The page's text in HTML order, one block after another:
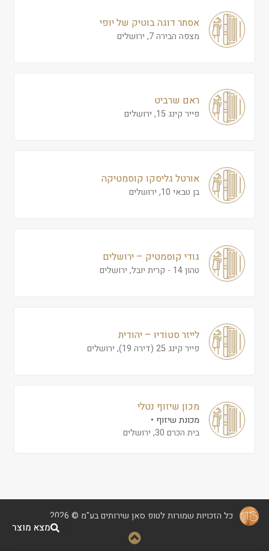
אסתר דוגה בוטיק של יופי
מצפה הבירה 7, ירושלים
ראם שרביט
פייר קינג 15, ירושלים
אורטל גליסקו קוסמטיקה
בן טבאי 10, ירושלים
גודי קוסמטיק – ירושלים
טהון 14 - קרית יובל, ירושלים
לייזר סטודיו – יהודית
פייר קינג 25 (דירה 19), ירושלים
מכון שיזוף נטלי
מכונת שיזוף
בית הכרם 30, ירושלים
כל הזכויות שמורות לטופ סאן שירותים בע"מ © 2026
מצא מוצר